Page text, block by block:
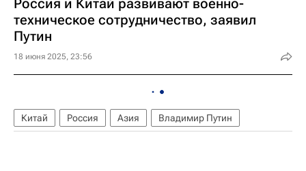
Россия и Китай развивают военно-
техническое сотрудничество, заявил
Путин
18 июня 2025, 23:56
Китай Россия Азия Владимир Путин